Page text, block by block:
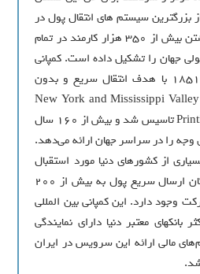
سیستم های انتقال پول در
سراسر جهان است و با داشتن بیش از 350 هزار کارمند در تمام
جهان را تشکیل داده است. كمپانی
Western Union در سال 1851 با هدف انتقال سریع و بدون
محدودیت پول با نام اولیه New York and Mississippi Valley
Printing Telegraph Company تاسیس شد و بیش از 160 سال
را در سراسر جهان ارائه می‌دهد.
از كشورهای دنیا مورد استقبال
قرار گرفته و هم‌اکنون امکان ارسال سریع پول به بیش از 200
وجود دارد. این کمپانی بین المللی
بانکهای معتبر دنیا دارای نمایندگی
مالی ارائه این سرویس در ایران